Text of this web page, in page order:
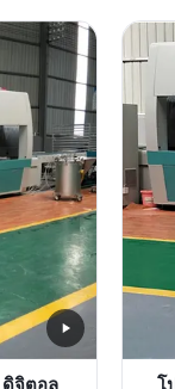
างของ
มม 2
เตนเลส
ำลังใช้
สํ
ง